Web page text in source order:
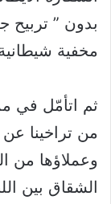
بدون ” تربيح
مخفية
ثم اتأمّل في
من تراخينا
وعملاؤها من
الشقاق بين